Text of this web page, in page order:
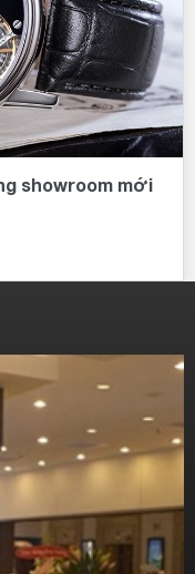
showroom mới